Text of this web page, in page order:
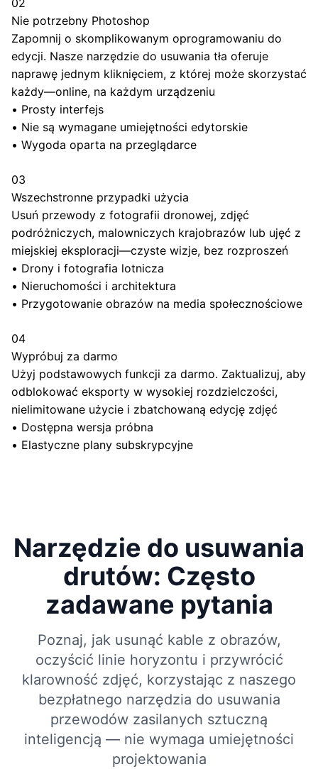
02
Nie potrzebny Photoshop
Zapomnij o skomplikowanym oprogramowaniu do
edycji. Nasze narzędzie do usuwania tła oferuje
naprawę jednym kliknięciem, z której może skorzystać
każdy—online, na każdym urządzeniu
• Prosty interfejs
• Nie są wymagane umiejętności edytorskie
• Wygoda oparta na przeglądarce
03
Wszechstronne przypadki użycia
Usuń przewody z fotografii dronowej, zdjęć
podróżniczych, malowniczych krajobrazów lub ujęć z
miejskiej eksploracji—czyste wizje, bez rozproszeń
• Drony i fotografia lotnicza
• Nieruchomości i architektura
• Przygotowanie obrazów na media społecznościowe
04
Wypróbuj za darmo
Użyj podstawowych funkcji za darmo. Zaktualizuj, aby
odblokować eksporty w wysokiej rozdzielczości,
nielimitowane użycie i zbatchowaną edycję zdjęć
• Dostępna wersja próbna
• Elastyczne plany subskrypcyjne
Narzędzie do usuwania
drutów: Często
zadawane pytania
Poznaj, jak usunąć kable z obrazów,
oczyścić linie horyzontu i przywrócić
klarowność zdjęć, korzystając z naszego
bezpłatnego narzędzia do usuwania
przewodów zasilanych sztuczną
inteligencją — nie wymaga umiejętności
projektowania